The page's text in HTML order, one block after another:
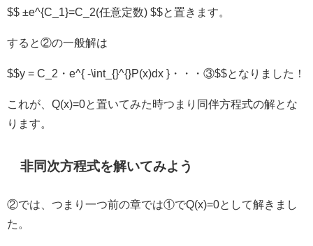
$$ ±e^{C_1}=C_2(任意定数) $$と置きます。
すると②の一般解は
$$y = C_2・e^{ -\int_{}^{}P(x)dx }・・・③$$となりました！
これが、Q(x)=0と置いてみた時つまり同伴方程式の解とな
ります。
非同次方程式を解いてみよう
②では、つまり一つ前の章では①でQ(x)=0として解きまし
た。